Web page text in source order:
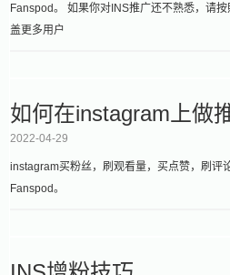
Fanspod。 如果你对INS推广还不熟悉，请
盖更多用户
如何在instagram上做
2022-04-29
instagram买粉丝，刷观看量，买点赞，刷评
Fanspod。